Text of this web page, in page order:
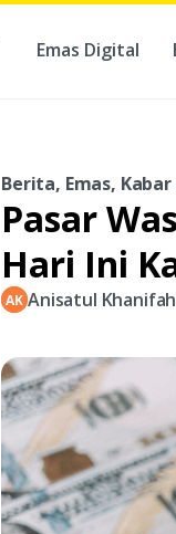
Emas Digital
Berita, Emas, Kabar
Pasar
Hari Ini
Anisatul Khanifah